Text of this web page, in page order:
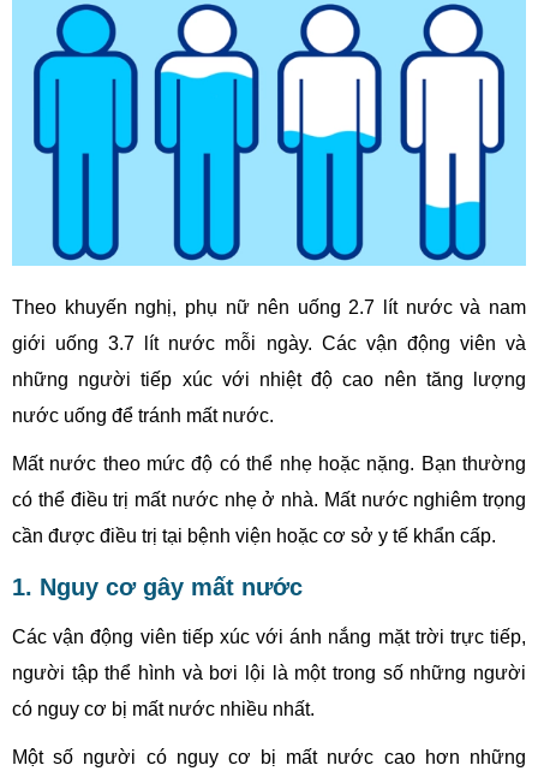
Theo khuyến nghị, phụ nữ nên uống 2.7 lít nước và nam
giới uống 3.7 lít nước mỗi ngày. Các vận động viên và
những người tiếp xúc với nhiệt độ cao nên tăng lượng
nước uống để tránh mất nước.
Mất nước theo mức độ có thể nhẹ hoặc nặng. Bạn thường
có thể điều trị mất nước nhẹ ở nhà. Mất nước nghiêm trọng
cần được điều trị tại bệnh viện hoặc cơ sở y tế khẩn cấp.
1. Nguy cơ gây mất nước
Các vận động viên tiếp xúc với ánh nắng mặt trời trực tiếp,
người tập thể hình và bơi lội là một trong số những người
có nguy cơ bị mất nước nhiều nhất.
Một số người có nguy cơ bị mất nước cao hơn những